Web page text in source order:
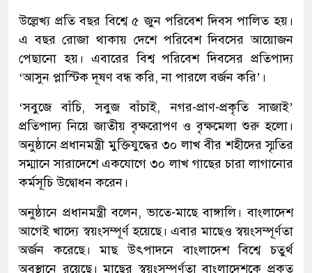
উল্লেখ্য প্রতি বছর বিশ্বে ৫ জুন পরিবেশ দিবস পালিত হয়।
এ বছর রোজা থাকায় দেশে পরিবেশ দিবসের আয়োজন
পেছানো হয়। এবারের বিশ্ব পরিবেশ দিবসের প্রতিপাদ্য
‘আসুন প্লাস্টিক দূষণ বন্ধ করি, না পারলে বর্জন করি’।
‘সবুজে বাঁচি, সবুজ বাঁচাই, নগর-প্রাণ-প্রকৃতি সাজাই’
প্রতিপাদ্য নিয়ে জাতীয় বৃক্ষরোপণ ও বৃক্ষমেলা শুরু হলো।
অনুষ্ঠানে প্রধানমন্ত্রী মুক্তিযুদ্ধের ৩০ লাখ বীর শহীদের স্মৃতির
সম্মানে সারাদেশে একযোগে ৩০ লাখ গাছের চারা লাগানোর
কর্মসূচি উদ্বোধন করেন।
অনুষ্ঠানে প্রধানমন্ত্রী বলেন, ভাতে-মাছে বাঙ্গালি। বাংলাদেশ
আগেই খাদ্যে স্বয়ংসম্পূর্ণ হয়েছে। এবার মাছেও স্বয়ংসম্পূর্ণতা
অর্জন করেছে। মাছ উৎপাদনে বাংলাদেশ বিশ্বে চতুর্থ
অবস্থানে রয়েছে। মাছের স্বয়ংসম্পূর্ণতা বাংলাদেশকে প্রকৃত